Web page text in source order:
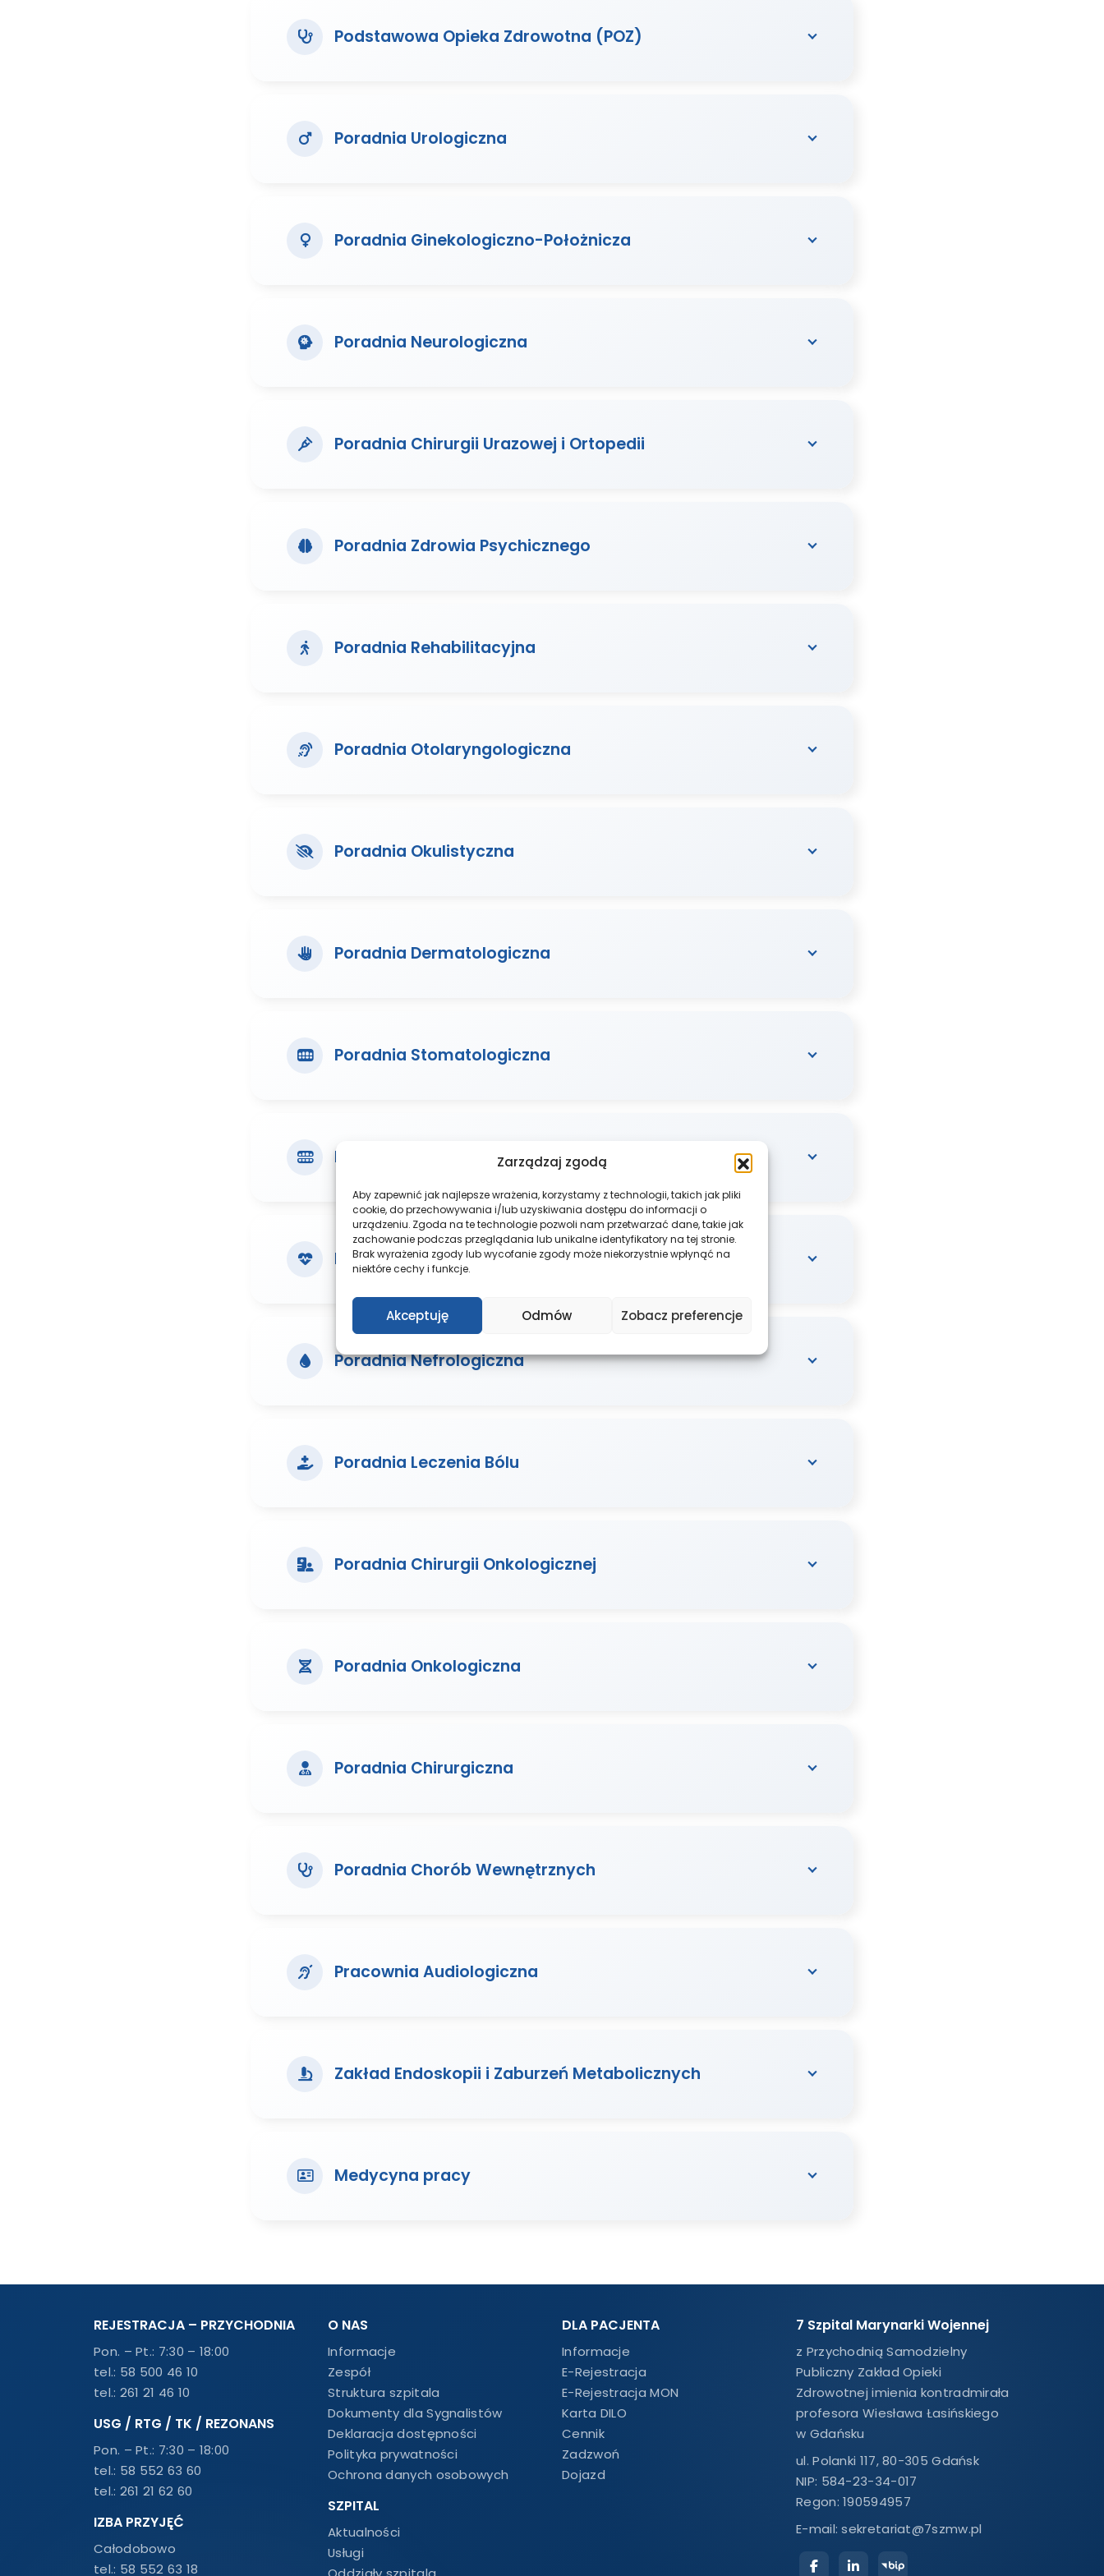
Zarządzaj zgodą
Aby zapewnić jak najlepsze wrażenia, korzystamy z technologii, takich jak pliki
cookie, do przechowywania i/lub uzyskiwania dostępu do informacji o
urządzeniu. Zgoda na te technologie pozwoli nam przetwarzać dane, takie jak
zachowanie podczas przeglądania lub unikalne identyfikatory na tej stronie.
Brak wyrażenia zgody lub wycofanie zgody może niekorzystnie wpłynąć na
niektóre cechy i funkcje.
Akceptuję Odmów Zobacz preferencje
Podstawowa Opieka Zdrowotna (POZ)
Poradnia Urologiczna
Poradnia Ginekologiczno-Położnicza
Poradnia Neurologiczna
Poradnia Chirurgii Urazowej i Ortopedii
Poradnia Zdrowia Psychicznego
Poradnia Rehabilitacyjna
Poradnia Otolaryngologiczna
Poradnia Okulistyczna
Poradnia Dermatologiczna
Poradnia Stomatologiczna
Poradnia Ortodontyczna
Poradnia Kardiologiczna
Poradnia Nefrologiczna
Poradnia Leczenia Bólu
Poradnia Chirurgii Onkologicznej
Poradnia Onkologiczna
Poradnia Chirurgiczna
Poradnia Chorób Wewnętrznych
Pracownia Audiologiczna
Zakład Endoskopii i Zaburzeń Metabolicznych
Medycyna pracy
REJESTRACJA – PRZYCHODNIA
Pon. – Pt.: 7:30 – 18:00
tel.: 58 500 46 10
tel.: 261 21 46 10
USG / RTG / TK / REZONANS
Pon. – Pt.: 7:30 – 18:00
tel.: 58 552 63 60
tel.: 261 21 62 60
IZBA PRZYJĘĆ
Całodobowo
tel.: 58 552 63 18
O NAS
Informacje
Zespół
Struktura szpitala
Dokumenty dla Sygnalistów
Deklaracja dostępności
Polityka prywatności
Ochrona danych osobowych
SZPITAL
Aktualności
Usługi
DLA PACJENTA
Informacje
E-Rejestracja
E-Rejestracja MON
Karta DILO
Cennik
Zadzwoń
Dojazd
7 Szpital Marynarki Wojennej
z Przychodnią Samodzielny
Publiczny Zakład Opieki
Zdrowotnej imienia kontradmirała
profesora Wiesława Łasińskiego
w Gdańsku
ul. Polanki 117, 80-305 Gdańsk
NIP: 584-23-34-017
Regon: 190594957
E-mail:sekretariat@7szmw.pl